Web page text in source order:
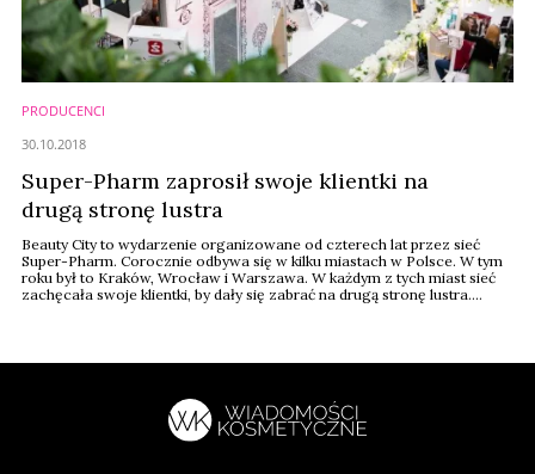
PRODUCENCI
Super-Pharm zaprosił swoje klientki na
drugą stronę lustra
Beauty City to wydarzenie organizowane od czterech lat przez sieć
Super-Pharm. Corocznie odbywa się w kilku miastach w Polsce. W tym
roku był to Kraków, Wrocław i Warszawa. W każdym z tych miast sieć
zachęcała swoje klientki, by dały się zabrać na drugą stronę lustra.
30.10.2018